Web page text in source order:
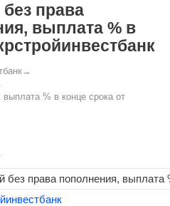
права
выплата % в
→
% в конце срока от
без права пополнения, выплата